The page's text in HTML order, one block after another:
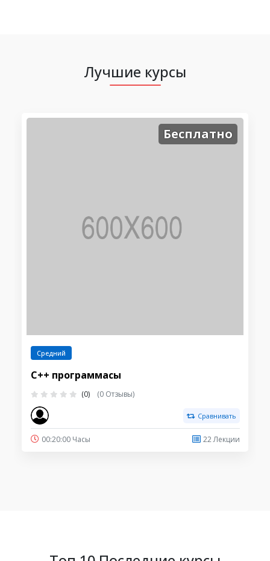
Лучшие курсы
Бесплатно
Средний
С++ программасы
(0) (0 Отзывы)
Сравнивать
00:20:00 Часы 22 Лекции